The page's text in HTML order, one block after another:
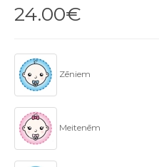
24.00€
Zēniem
Meitenēm